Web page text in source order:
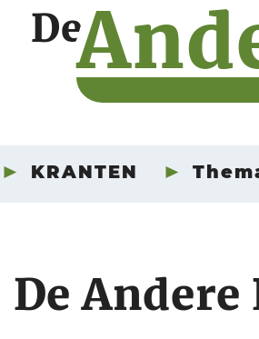
DeAnd
KRANTEN
De